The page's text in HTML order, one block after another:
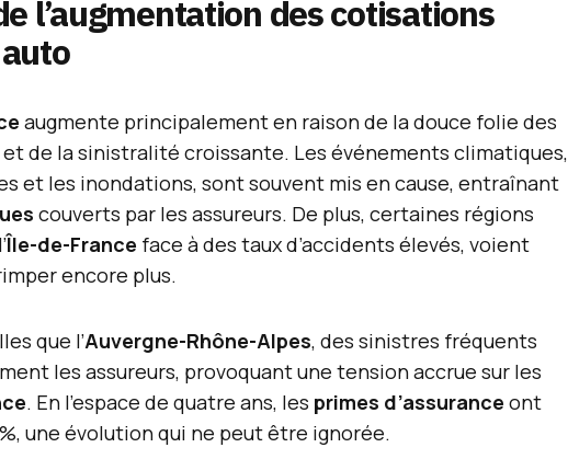
l’augmentation des cotisations
augmente principalement en raison de la douce folie des
de la sinistralité croissante. Les événements climatiques,
et les inondations, sont souvent mis en cause, entraînant
couverts par les assureurs. De plus, certaines régions
Île-de-France face à des taux d’accidents élevés, voient
encore plus.
que l’Auvergne-Rhône-Alpes, des sinistres fréquents
les assureurs, provoquant une tension accrue sur les
. En l’espace de quatre ans, les primes d’assurance ont
une évolution qui ne peut être ignorée.